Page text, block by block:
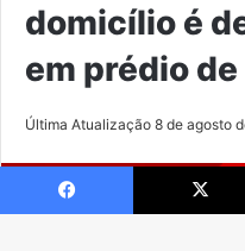
Facebook X